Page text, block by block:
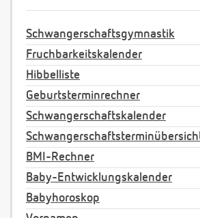
Schwangerschaftsgymnastik
Fruchbarkeitskalender
Hibbelliste
Geburtsterminrechner
Schwangerschaftskalender
BMI-Rechner
Baby-Entwicklungskalender
Babyhoroskop